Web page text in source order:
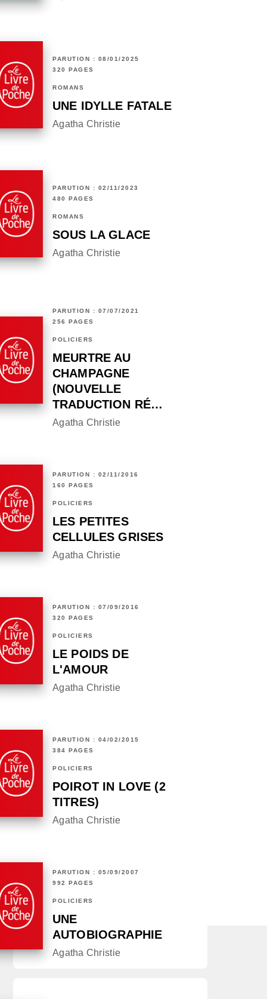
PARUTION : 08/01/2025
320 PAGES
ROMANS
UNE IDYLLE FATALE
Agatha Christie
PARUTION : 02/11/2023
480 PAGES
ROMANS
SOUS LA GLACE
Agatha Christie
PARUTION : 07/07/2021
256 PAGES
POLICIERS
MEURTRE AU
CHAMPAGNE
(NOUVELLE
TRADUCTION RÉ…
Agatha Christie
PARUTION : 02/11/2016
160 PAGES
POLICIERS
LES PETITES
CELLULES GRISES
Agatha Christie
PARUTION : 07/09/2016
320 PAGES
POLICIERS
LE POIDS DE
L'AMOUR
Agatha Christie
PARUTION : 04/02/2015
384 PAGES
POLICIERS
POIROT IN LOVE (2
TITRES)
Agatha Christie
PARUTION : 05/09/2007
992 PAGES
POLICIERS
UNE
AUTOBIOGRAPHIE
Agatha Christie